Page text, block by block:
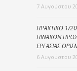
7 Αυγούστου
ΠΡΑΚΤΙΚΟ 1/
ΠΙΝΑΚΩΝ
ΕΡΓΑΣΙΑΣ
6 Αυγούστου